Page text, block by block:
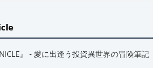
』 ‐ 愛に出逢う投資異世界の冒険筆記